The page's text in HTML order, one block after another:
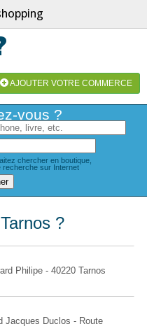
AJOUTER VOTRE COMMERCE
vous ?
chercher en boutique,
recherche sur Internet
?
Philipe - 40220 Tarnos
Jacques Duclos - Route